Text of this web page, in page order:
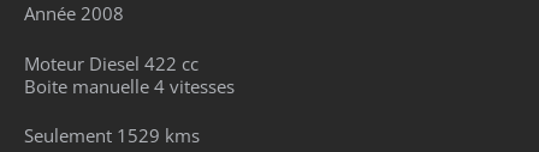
Année 2008
Moteur Diesel 422 cc
Boite manuelle 4 vitesses
Seulement 1529 kms